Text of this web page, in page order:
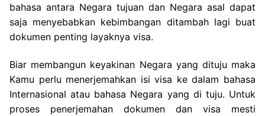
bahasa antara Negara tujuan dan Negara asal dapat
saja menyebabkan kebimbangan ditambah lagi buat
dokumen penting layaknya visa.
Biar membangun keyakinan Negara yang dituju maka
Kamu perlu menerjemahkan isi visa ke dalam bahasa
Internasional atau bahasa Negara yang di tuju. Untuk
proses penerjemahan dokumen dan visa mesti